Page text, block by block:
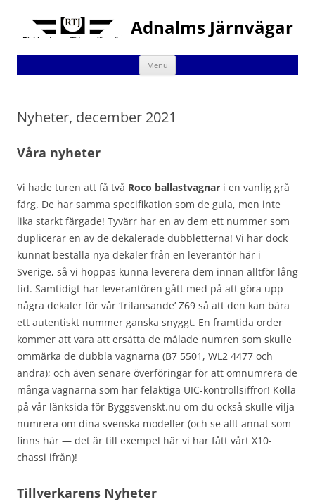
Adnalms Järnvägar
Menu Skip
content
Nyheter, december 2021
Våra nyheter
Vi hade turen att få två Roco ballastvagnar i en vanlig grå
färg. De har samma specifikation som de gula, men inte
lika starkt färgade! Tyvärr har en av dem ett nummer som
duplicerar en av de dekalerade dubbletterna! Vi har dock
kunnat beställa nya dekaler från en leverantör här i
Sverige, så vi hoppas kunna leverera dem innan alltför lång
tid. Samtidigt har leverantören gått med på att göra upp
några dekaler för vår ‘frilansande’ Z69 så att den kan bära
ett autentiskt nummer ganska snyggt. En framtida order
kommer att vara att ersätta de målade numren som skulle
ommärka de dubbla vagnarna (B7 5501, WL2 4477 och
andra); och även senare överföringar för att omnumrera de
många vagnarna som har felaktiga UIC-kontrollsiffror! Kolla
på vår länksida för Byggsvenskt.nu om du också skulle vilja
numrera om dina svenska modeller (och se allt annat som
finns här — det är till exempel här vi har fått vårt X10-
chassi ifrån)!
Tillverkarens Nyheter